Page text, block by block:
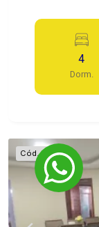
4
Dorm.
Cód.93666